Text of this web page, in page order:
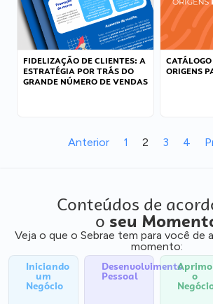
FIDELIZAÇÃO DE CLIENTES: A
ESTRATÉGIA POR TRÁS DO
GRANDE NÚMERO DE VENDAS
ORIGENS
Anterior 1 2 3 4
Conteúdos de
o seu
Veja o que o Sebrae tem para você de
momento:
Iniciando
um
Negócio
Desenvolvimento
Pessoal o